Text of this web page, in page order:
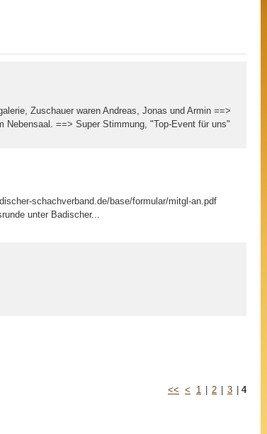
Zuschauer waren Andreas, Jonas und Armin ==>
Nebensaal. ==> Super Stimmung, "Top-Event für uns"
schachverband.de/base/formular/mitgl-an.pdf
unter Badischer...
<< < 1 2 3 4